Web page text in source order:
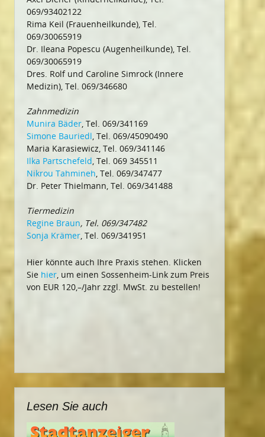
069/93402122
Rima Keil (Frauenheilkunde), Tel.
069/30065919
Dr. Ileana Popescu (Augenheilkunde), Tel.
069/30065919
Dres. Rolf und Caroline Simrock (Innere
Medizin), Tel. 069/346680
Zahnmedizin
Munira Bäder, Tel. 069/341169
Simone Bauriedl, Tel. 069/45090490
Maria Karasiewicz, Tel. 069/341146
Ilka Partschefeld, Tel. 069 345511
Nikrou Tahmineh, Tel. 069/347477
Dr. Peter Thielmann, Tel. 069/341488
Tiermedizin
Regine Braun, Tel. 069/347482
Sonja Krämer, Tel. 069/341951
Hier könnte auch Ihre Praxis stehen. Klicken
Sie hier, um einen Sossenheim-Link zum Preis
von EUR 120,–/Jahr zzgl. MwSt. zu bestellen!
Lesen Sie auch